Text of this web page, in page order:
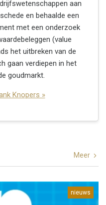
aan
en behaalde een
met een onderzoek
(value
het uitbreken van de
gaan verdiepen in het
goudmarkt.
Knopers »
Meer
nieuws